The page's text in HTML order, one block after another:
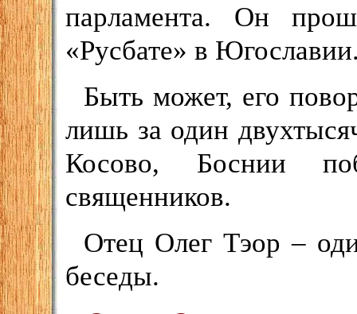
парламента. Он
«Русбате» в
Быть может, его
лишь за один
Косово, Боснии
священников.
Отец Олег Тэор –
беседы.